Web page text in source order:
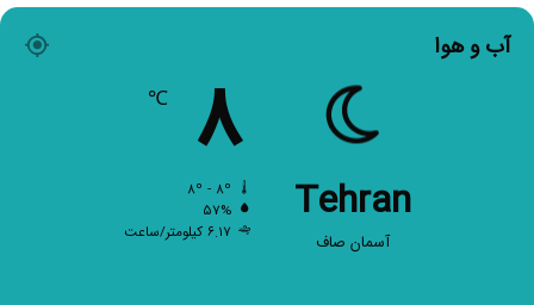
آب و هوا
Tehran
آسمان صاف
۸
۵۷%
۶.۱۷ کیلومتر/ساعت